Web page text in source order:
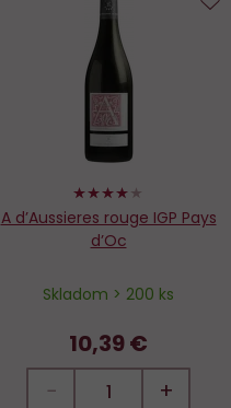
80%
A d’Aussieres rouge IGP Pays
d’Oc
Skladom > 200 ks
10,39 €
− +